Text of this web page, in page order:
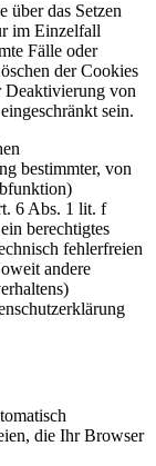
über das Setzen
im Einzelfall
Fälle oder
der Cookies
Deaktivierung von
sein.
bestimmter, von
6 Abs. 1 lit. f
berechtigtes
fehlerfreien
andere
die Ihr Browser